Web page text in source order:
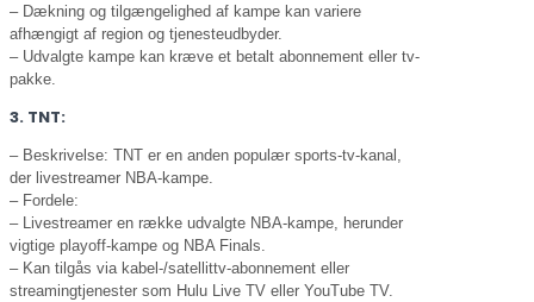
– Dækning og tilgængelighed af kampe kan variere
afhængigt af region og tjenesteudbyder.
– Udvalgte kampe kan kræve et betalt abonnement eller tv-
pakke.
3. TNT:
– Beskrivelse: TNT er en anden populær sports-tv-kanal,
der livestreamer NBA-kampe.
– Fordele:
– Livestreamer en række udvalgte NBA-kampe, herunder
vigtige playoff-kampe og NBA Finals.
– Kan tilgås via kabel-/satellittv-abonnement eller
streamingtjenester som Hulu Live TV eller YouTube TV.